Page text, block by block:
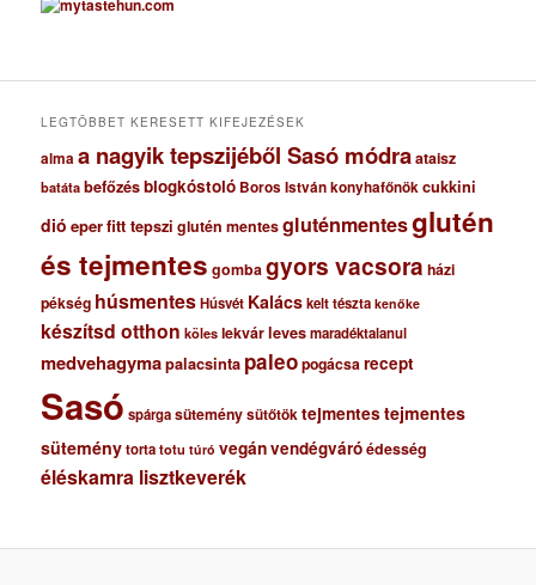
h
u
LEGTÖBBET KERESETT KIFEJEZÉSEK
almaa nagyik tepszijéből Sasó módraataisz
batáta befőzésblogkóstoló Boros István konyhafőnökcukkini
dió eperfitt tepszi glutén mentesgluténmentesglutén
és tejmentes gombagyors vacsora házi
pékség húsmentesHúsvét Kalácskelt tészta kenőke
készítsd otthon köles lekvárlevesmaradéktalanul
medvehagymapalacsinta paleopogácsarecept
Sasó spárgasüteménysütőtöktejmentestejmentes
süteménytorta totu túró vegánvendégváróédesség
éléskamra lisztkeverék